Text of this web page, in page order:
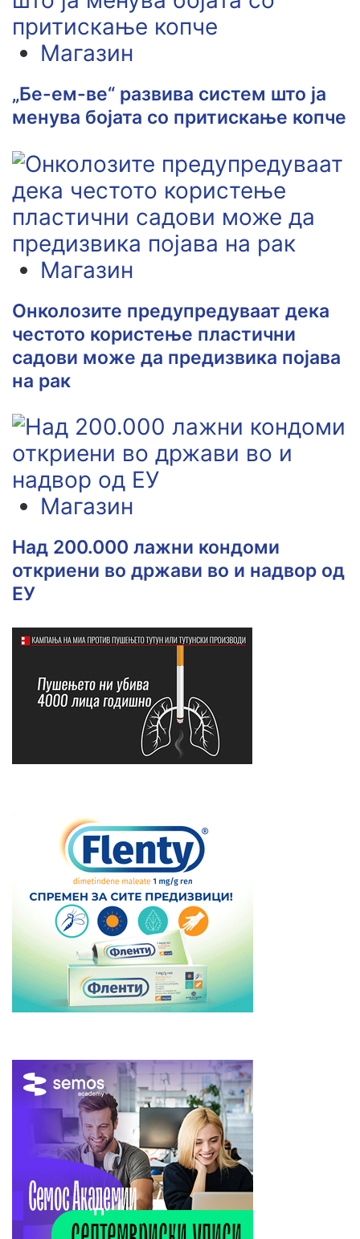
Магазин
„Бе-ем-ве“ развива систем што ја
менува бојата со притискање копче
Магазин
Онколозите предупредуваат дека
честото користење пластични
садови може да предизвика појава
на рак
Магазин
Над 200.000 лажни кондоми
откриени во држави во и надвор од
ЕУ